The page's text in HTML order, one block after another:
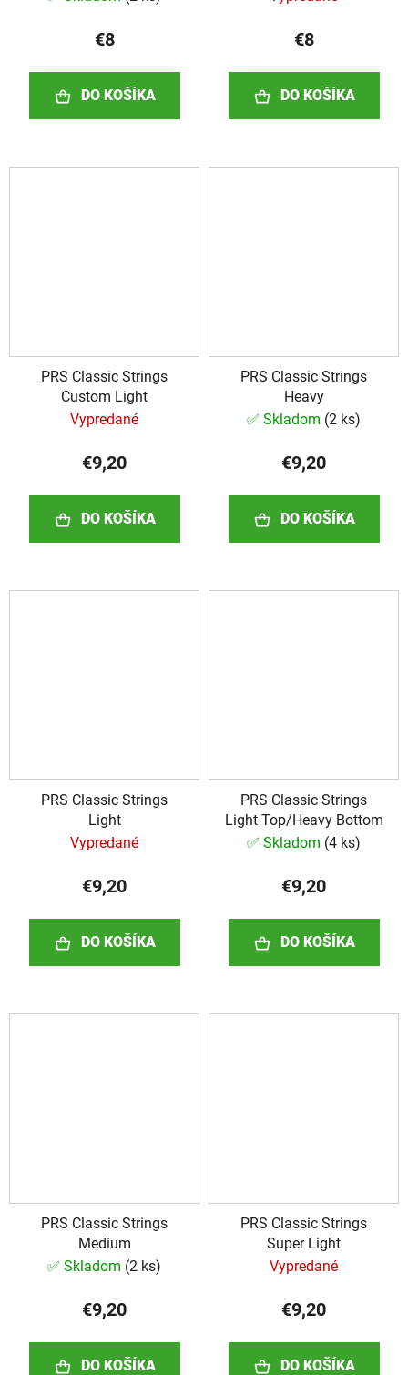
€8
DO KOŠÍKA
€8
DO KOŠÍKA
PRS Classic Strings
Custom Light
Vypredané
€9,20
DO KOŠÍKA
PRS Classic Strings
Heavy
✅ Skladom (2 ks)
€9,20
DO KOŠÍKA
PRS Classic Strings
Light
Vypredané
€9,20
DO KOŠÍKA
PRS Classic Strings
Light Top/Heavy Bottom
✅ Skladom (4 ks)
€9,20
DO KOŠÍKA
PRS Classic Strings
Medium
✅ Skladom (2 ks)
€9,20
DO KOŠÍKA
PRS Classic Strings
Super Light
Vypredané
€9,20
DO KOŠÍKA